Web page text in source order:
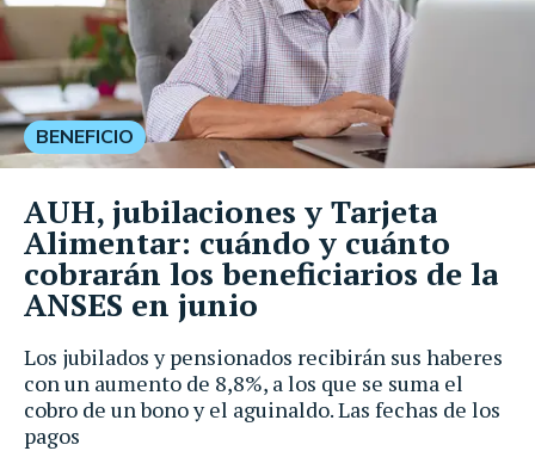
Los jubilados y pensionados recibirán sus haberes
con un aumento de 8,8%, a los que se suma el
cobro de un bono y el aguinaldo. Las fechas de los
pagos
BENEFICIO
AUH, jubilaciones y Tarjeta
Alimentar: cuándo y cuánto
cobrarán los beneficiarios de la
ANSES en junio